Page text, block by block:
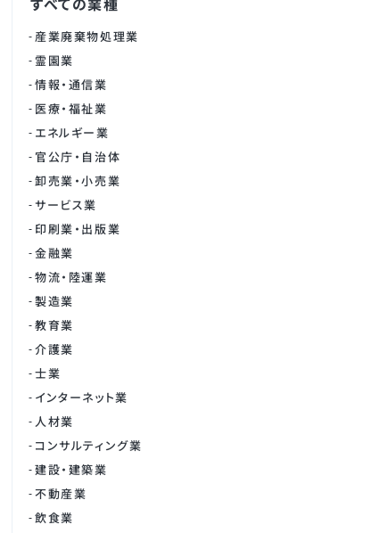
すべての業種
産業廃棄物処理業
霊園業
情報・通信業
医療・福祉業
エネルギー業
官公庁・自治体
卸売業・小売業
サービス業
印刷業・出版業
金融業
物流・陸運業
製造業
教育業
介護業
士業
インターネット業
人材業
コンサルティング業
建設・建築業
不動産業
飲食業